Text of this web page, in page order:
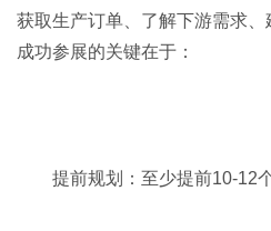
获取生产订单、了解下游需求、
成功参展的关键在于：
提前规划：至少提前10-12